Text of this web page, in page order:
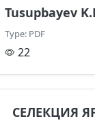
Tusupbayev
Type: PDF
22
СЕЛЕКЦИЯ